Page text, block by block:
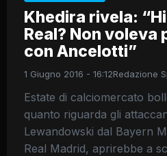
Khedira rivela:
Real? Non voleva
con Ancelotti”
1 Giugno 2016 - 16:12Redazione
Estate di calciomercato
quanto riguarda gli
Lewandowski dal Bayern
Real Madrid, aprirebbe a